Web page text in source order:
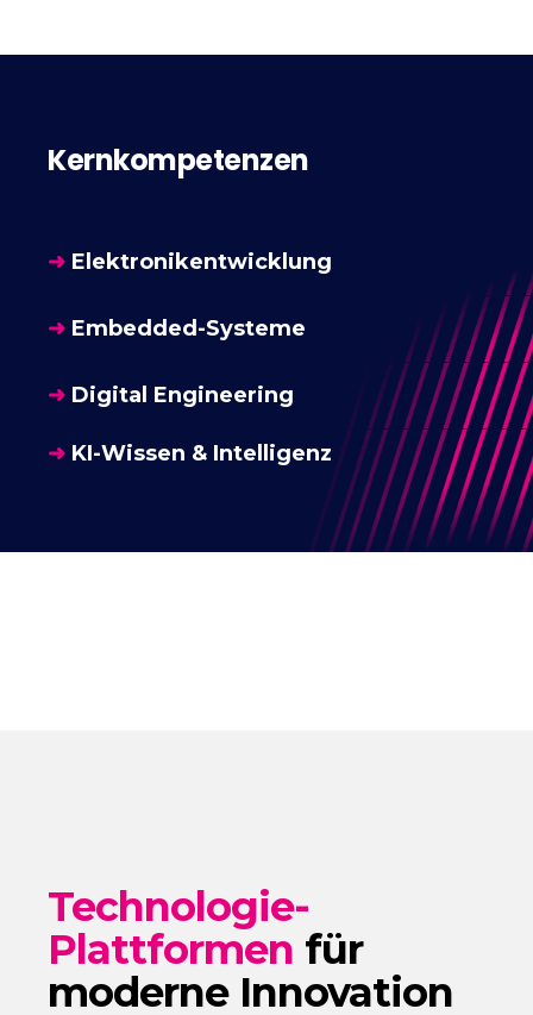
Kernkompetenzen
➜ Elektronikentwicklung
➜ Embedded-Systeme
➜ Digital Engineering
➜ KI-Wissen & Intelligenz
Technologie-
Plattformen für
moderne Innovation